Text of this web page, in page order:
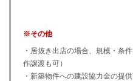
※その他
・居抜き出店の場合、規模・条
作譲渡も可）
・新築物件への建設協力金の提